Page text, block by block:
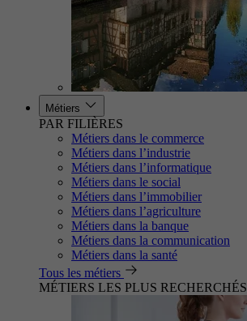
Métiers
PAR FILIÈRES
Métiers dans le commerce
Métiers dans l’industrie
Métiers dans l’informatique
Métiers dans le social
Métiers dans l’immobilier
Métiers dans l’agriculture
Métiers dans la banque
Métiers dans la communication
Métiers dans la santé
Tous les métiers
MÉTIERS LES PLUS RECHERCHÉS